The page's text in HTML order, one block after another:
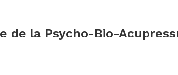
de la Psycho-Bio-